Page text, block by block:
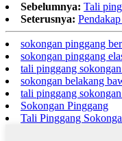
Sebelumnya: Tali
Seterusnya:
sokongan pinggang
sokongan pinggang
tali pinggang
sokongan belakang
tali pinggang
Sokongan Pinggang
Tali Pinggang